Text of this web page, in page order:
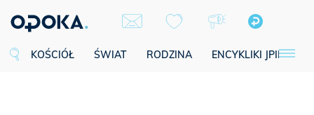
KOŚCIÓŁ ŚWIAT RODZINA ENCYKLIKI JPII